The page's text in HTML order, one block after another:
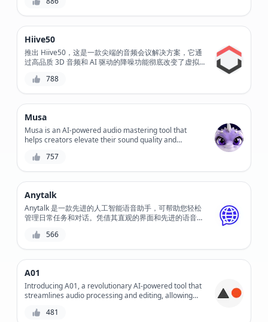
digital formats, preserving your precious moments for
Hiive50
推出 Hiive50，这是一款尖端的音频会议解决方案，它通
过高品质 3D 音频和 AI 驱动的降噪功能彻底改变了虚拟
伦比的协作。
788
Musa
Musa is an AI-powered audio mastering tool that
helps creators elevate their sound quality and
its intuitive interface and advanced algorithms, Musa
757
Anytalk
Anytalk 是一款先进的人工智能语音助手，可帮助您轻松
管理日常任务和对话。凭借其直观的界面和先进的语音识
提醒和响应语音命令。
566
A01
Introducing A01, a revolutionary AI-powered tool that
streamlines audio processing and editing, allowing
exceptional content.
481